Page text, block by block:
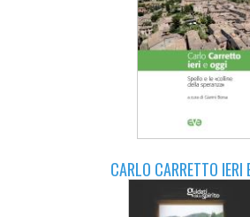
CARLO CARRETTO IERI